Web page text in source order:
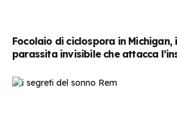
Focolaio di ciclospora in Michigan,
parassita invisibile che attacca